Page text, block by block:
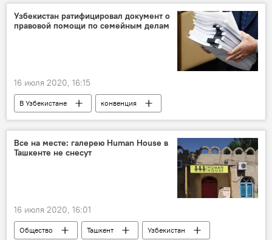
Узбекистан ратифицировал документ о
правовой помощи по семейным делам
16 июля 2020, 16:15
В Узбекистане
конвенция
МИД Узбекистана
Узбекистан
Политика
Все на месте: галерею Human House в
Ташкенте не снесут
16 июля 2020, 16:01
Общество Ташкент
Узбекистан